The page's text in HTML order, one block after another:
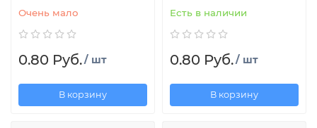
Очень мало
0.80 Руб./ шт
В корзину
Есть в наличии
0.80 Руб./ шт
В корзину